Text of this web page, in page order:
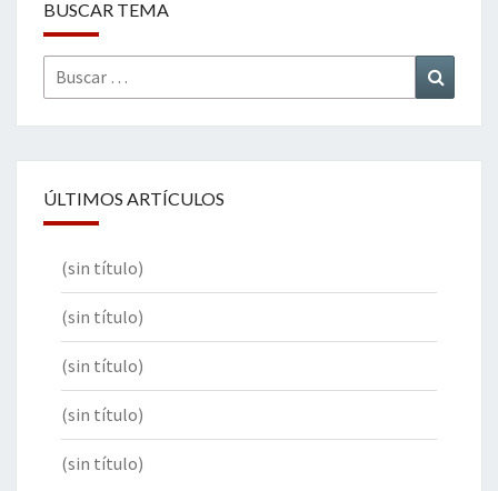
BUSCAR TEMA
Buscar
por:
ÚLTIMOS ARTÍCULOS
(sin título)
(sin título)
(sin título)
(sin título)
(sin título)